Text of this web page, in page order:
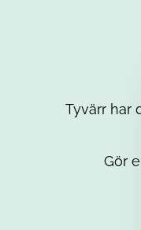
Tyvärr har
Gör